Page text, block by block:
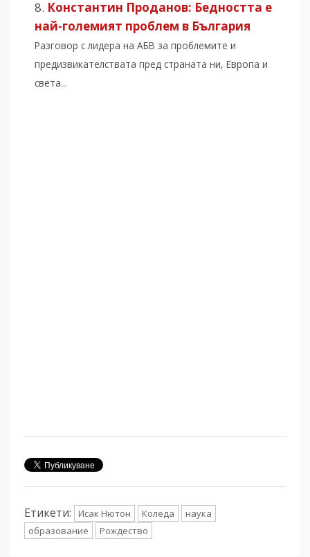
Константин Проданов: Бедността е
най-големият проблем в България
Разговор с лидера на АБВ за проблемите и
предизвикателствата пред страната ни, Европа и
света...
Етикети: Исак Нютон Коледа
наука
образование
Рождество